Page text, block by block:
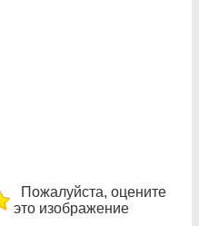
Пожалуйста, оцените
это изображение